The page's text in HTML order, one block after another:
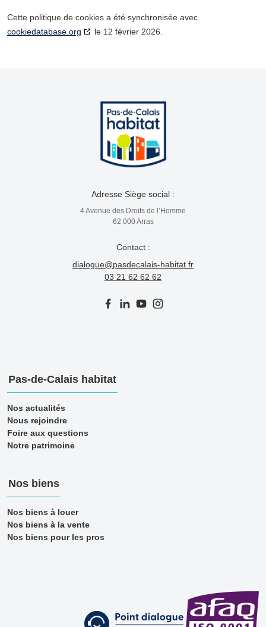
Cette politique de cookies a été synchronisée avec
cookiedatabase.org
le 12 février 2026.
Adresse Siège social :
4 Avenue des Droits de l’Homme
62 000 Arras
Contact :
dialogue@pasdecalais-habitat.fr
03 21 62 62 62
Pas-de-Calais habitat
Nos actualités
Nous rejoindre
Foire aux questions
Notre patrimoine
Nos biens
Nos biens à louer
Nos biens à la vente
Nos biens pour les pros